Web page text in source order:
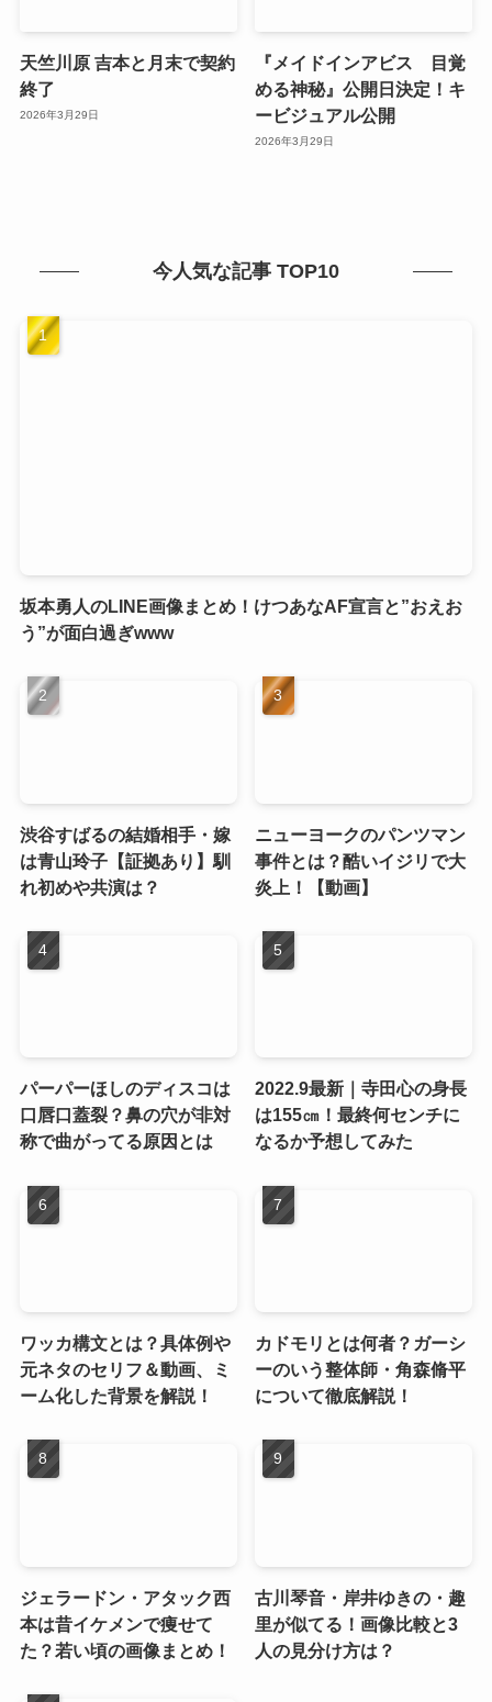
天竺川原 吉本と月末で契約
終了
2026年3月29日
『メイドインアビス 目覚
める神秘』公開日決定！キ
ービジュアル公開
2026年3月29日
今人気な記事 TOP10
坂本勇人のLINE画像まとめ！けつあなAF宣言と”おえお
う”が面白過ぎwww
渋谷すばるの結婚相手・嫁
は青山玲子【証拠あり】馴
れ初めや共演は？
ニューヨークのパンツマン
事件とは？酷いイジリで大
炎上！【動画】
パーパーほしのディスコは
口唇口蓋裂？鼻の穴が非対
称で曲がってる原因とは
2022.9最新｜寺田心の身長
は155㎝！最終何センチに
なるか予想してみた
ワッカ構文とは？具体例や
元ネタのセリフ＆動画、ミ
ーム化した背景を解説！
カドモリとは何者？ガーシ
ーのいう整体師・角森脩平
について徹底解説！
ジェラードン・アタック西
本は昔イケメンで痩せて
た？若い頃の画像まとめ！
古川琴音・岸井ゆきの・趣
里が似てる！画像比較と3
人の見分け方は？